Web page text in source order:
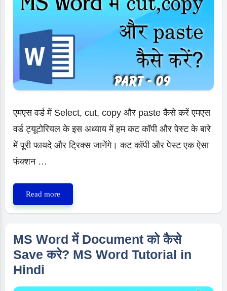
हैं?
Word
Tutorial
एमएस वर्ड में Select, cut, copy और paste कैसे करें एमएस
वर्ड ट्यूटोरियल के इस अध्याय में हम कट कॉपी और पेस्ट के बारे
में पूरी फायदे और ट्रिक्स जानेंगे। कट कॉपी और पेस्ट एक ऐसा
फंक्शन …
Read more
वर्ड
cut,
copy
और
कैसे
MS Word में Document को कैसे
Save करे? MS Word Tutorial in
Hindi